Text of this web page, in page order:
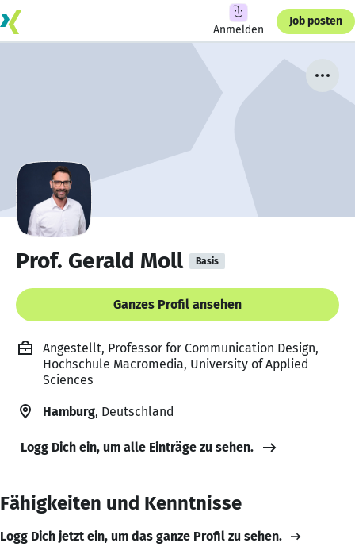
Anmelden
Job posten
Prof. Gerald Moll Basis
Ganzes Profil ansehen
Angestellt, Professor for Communication Design,
Hochschule Macromedia, University of Applied
Sciences
Hamburg, Deutschland
Logg Dich ein, um alle Einträge zu sehen.
Fähigkeiten und Kenntnisse
Logg Dich jetzt ein, um das ganze Profil zu sehen.